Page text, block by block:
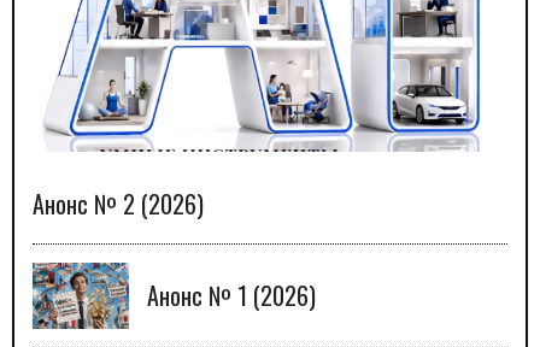
Анонс № 2 (2026)
Анонс № 1 (2026)